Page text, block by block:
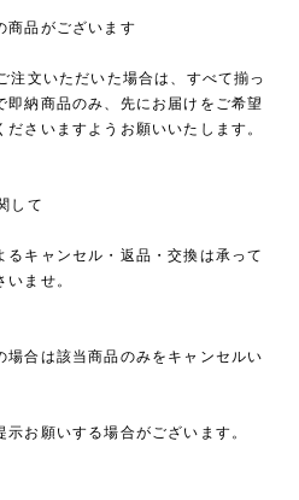
商品がございます
文いただいた場合は、すべて揃っ
納商品のみ、先にお届けをご希望
さいますようお願いいたします。
して
るキャンセル・返品・交換は承って
ませ。
場合は該当商品のみをキャンセルい
お願いする場合がございます。